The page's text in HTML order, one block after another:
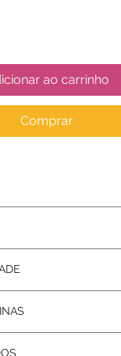
ao carrinho
Comprar